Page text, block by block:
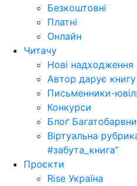
Безкоштовні
Платні
Онлайн
Читачу
Нові надходження
Автор дарує книгу
Письменники-
Конкурси
Блоґ
Віртуальна
#забута_книга”
Проєкти
Rise Україна